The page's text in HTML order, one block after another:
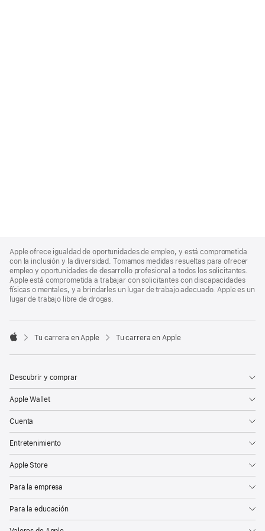
Footer
Apple ofrece igualdad de oportunidades de empleo, y está comprometida
con la inclusión y la diversidad. Tomamos medidas resueltas para ofrecer
empleo y oportunidades de desarrollo profesional a todos los solicitantes.
Apple está comprometida a trabajar con solicitantes con discapacidades
físicas o mentales, y a brindarles un lugar de trabajo adecuado. Apple es un
lugar de trabajo libre de drogas.

Tu carrera en Apple Tu carrera en Apple
Descubrir y comprar
Apple Wallet
Cuenta
Entretenimiento
Apple Store
Para la empresa
Para la educación